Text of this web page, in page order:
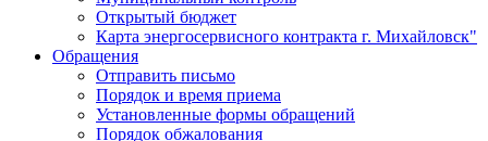
Открытый бюджет
Карта энергосервисного контракта г. Михайловск"
Обращения
Отправить письмо
Порядок и время приема
Установленные формы обращений
Порядок обжалования